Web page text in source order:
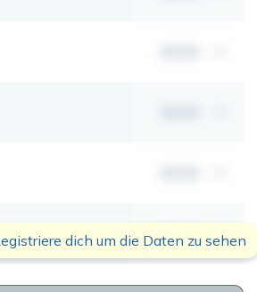
00,00 mt
dich um die Daten zu sehen